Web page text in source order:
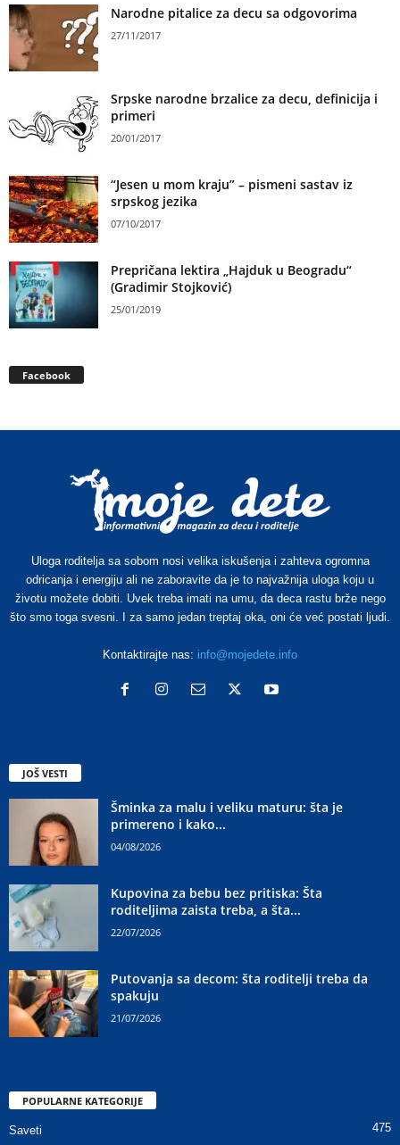
Narodne pitalice za decu sa odgovorima
27/11/2017
Srpske narodne brzalice za decu, definicija i
primeri
20/01/2017
“Jesen u mom kraju” – pismeni sastav iz
srpskog jezika
07/10/2017
Prepričana lektira „Hajduk u Beogradu“
(Gradimir Stojković)
25/01/2019
Facebook
Uloga roditelja sa sobom nosi velika iskušenja i zahteva ogromna
odricanja i energiju ali ne zaboravite da je to najvažnija uloga koju u
životu možete dobiti. Uvek treba imati na umu, da deca rastu brže nego
što smo toga svesni. I za samo jedan treptaj oka, oni će već postati ljudi.
Kontaktirajte nas: info@mojedete.info
JOŠ VESTI
Šminka za malu i veliku maturu: šta je
primereno i kako...
04/08/2026
Kupovina za bebu bez pritiska: Šta
roditeljima zaista treba, a šta...
22/07/2026
Putovanja sa decom: šta roditelji treba da
spakuju
21/07/2026
POPULARNE KATEGORIJE
Saveti 475